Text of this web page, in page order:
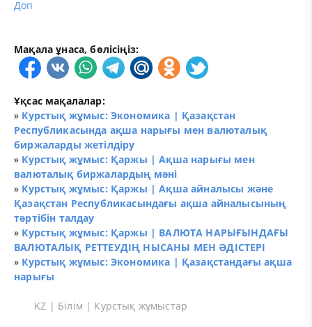
Доп
Мақала ұнаса, бөлісіңіз:
Ұқсас мақалалар:
» Курстық жұмыс: Экономика | Қазақстан
Республикасында ақша нарығы мен валюталық
биржаларды жетілдіру
» Курстық жұмыс: Қаржы | Ақша нарығы мен
валюталық биржалардың мәні
» Курстық жұмыс: Қаржы | Ақша айналысы және
Қазақстан Республикасындағы ақша айналысының
тәртібін талдау
» Курстық жұмыс: Қаржы | ВАЛЮТА НАРЫҒЫНДАҒЫ
ВАЛЮТАЛЫҚ РЕТТЕУДІҢ НЫСАНЫ МЕН ӘДІСТЕРІ
» Курстық жұмыс: Экономика | Қазақстандағы ақша
нарығы
KZ | Білім | Курстық жұмыстар